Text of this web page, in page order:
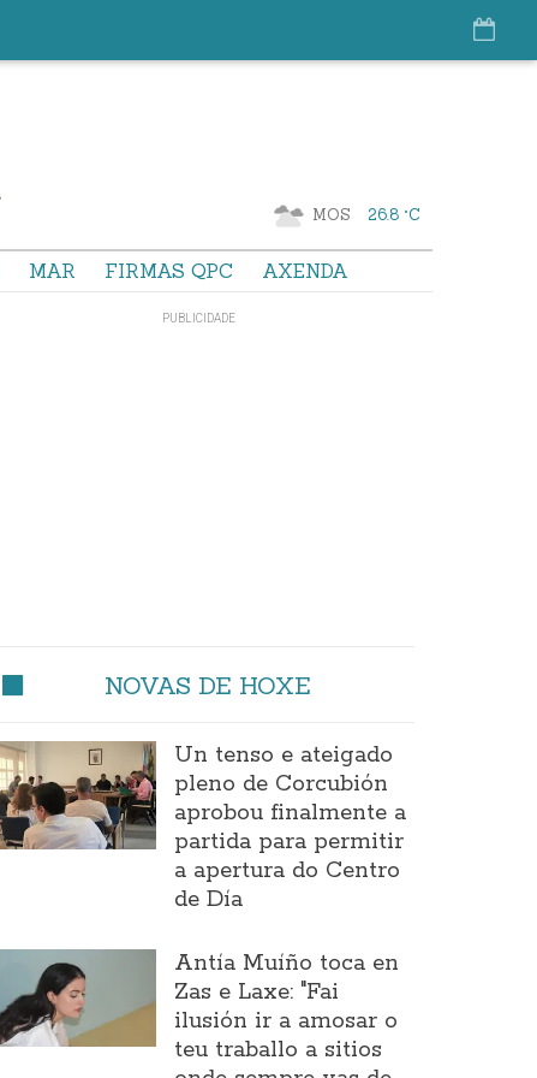
MOS 26.8 °C
MAR FIRMAS QPC AXENDA
NOVAS DE HOXE
Un tenso e ateigado
pleno de Corcubión
aprobou finalmente a
partida para permitir
a apertura do Centro
de Día
Antía Muíño toca en
Zas e Laxe: "Fai
ilusión ir a amosar o
teu traballo a sitios